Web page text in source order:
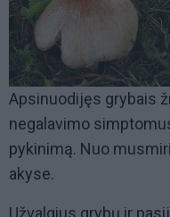
Apsinuodijęs grybais
negalavimo
pykinimą. Nuo
akyse.